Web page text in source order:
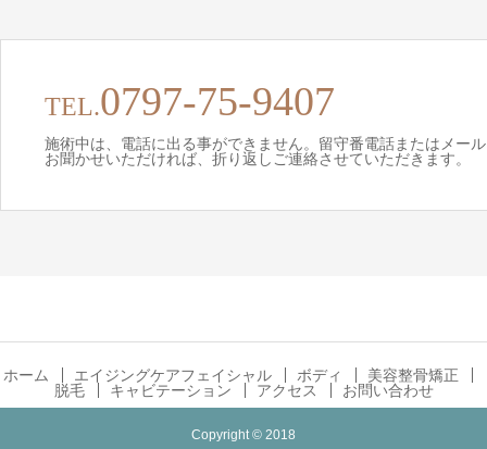
TEL.0797-75-9407
施術中は、電話に出る事ができません。留守番電話またはメー
お聞かせいただければ、折り返しご連絡させていただきます。
ホーム エイジングケアフェイシャル ボディ
美容整骨矯正
脱毛
キャビテーション アクセス お問い合わせ
Copyright © 2018